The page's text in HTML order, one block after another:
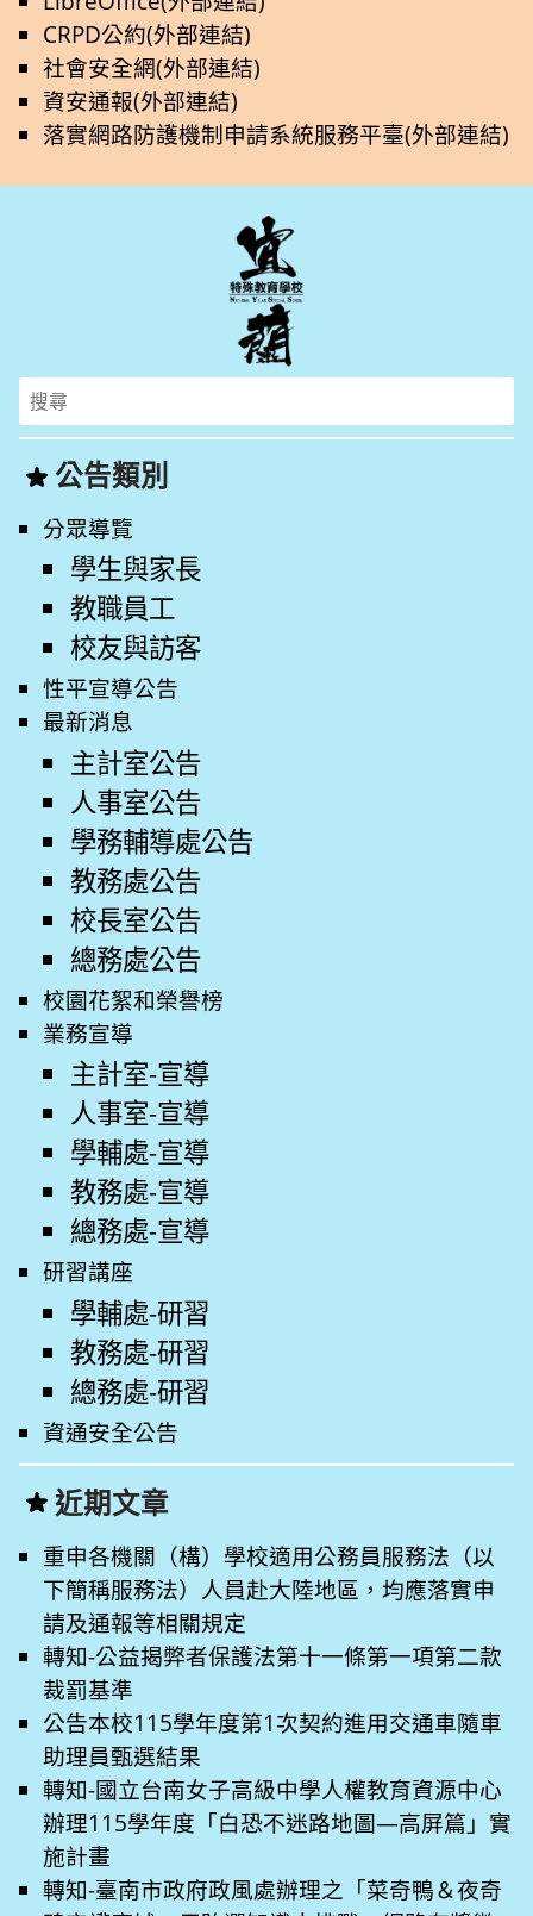
CRPD公約(外部連結)
社會安全網(外部連結)
資安通報(外部連結)
落實網路防護機制申請系統服務平臺(外部連結)
Search
for:
公告類別
分眾導覽
學生與家長
教職員工
校友與訪客
性平宣導公告
最新消息
主計室公告
人事室公告
學務輔導處公告
教務處公告
校長室公告
總務處公告
校園花絮和榮譽榜
業務宣導
主計室-宣導
人事室-宣導
學輔處-宣導
教務處-宣導
總務處-宣導
研習講座
學輔處-研習
教務處-研習
總務處-研習
資通安全公告
近期文章
重申各機關（構）學校適用公務員服務法（以
下簡稱服務法）人員赴大陸地區，均應落實申
請及通報等相關規定
轉知-公益揭弊者保護法第十一條第一項第二款
裁罰基準
公告本校115學年度第1次契約進用交通車隨車
助理員甄選結果
轉知-國立台南女子高級中學人權教育資源中心
辦理115學年度「白恐不迷路地圖—高屏篇」實
施計畫
轉知-臺南市政府政風處辦理之「菜奇鴨＆夜奇